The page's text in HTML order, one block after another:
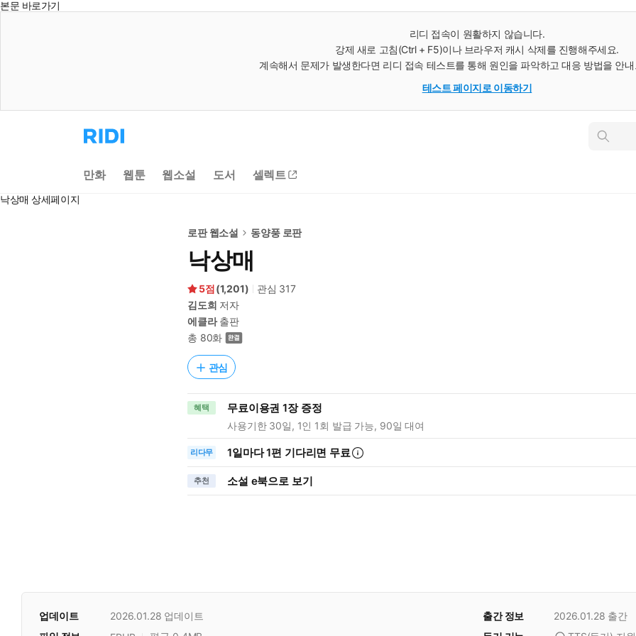
본문 바로가기
리디 접속이 원활하지 않습니다.
강제 새로 고침(Ctrl + F5)이나 브라우저 캐시 삭제를 진행해주세요.
계속해서 문제가 발생한다면 리디 접속 테스트를 통해 원인을 파악하고 대응 방법을 안
테스트 페이지로 이동하기
리
디
으
로
인
만화 웹툰 웹소설 도서 셀렉트
낙상매 상세페이지
로판 웹소설 동양풍 로판
낙상매
5 (1,201) 관심 317
김도희 저자
에클라출판
총 80화
관심
혜택 무료이용권 1장 증정
사용기한 30일, 1인 1회 발급 가능, 90일 대여
리다무 1일마다1편 기다리면 무료
추천 소설 e북으로 보기
업데이트 2026.01.28 업데이트 출간 정보 2026.01.28 출간